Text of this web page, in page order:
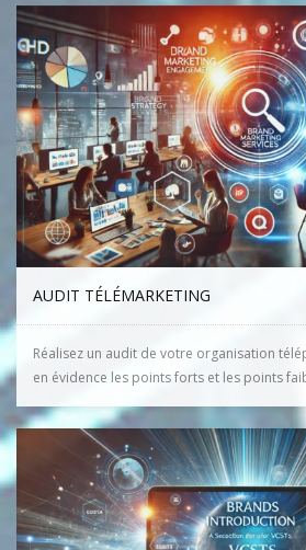
AUDIT TÉLÉMARKETING
Réalisez un audit de votre organisation
en évidence les points forts et les points